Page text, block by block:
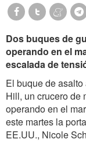
Dos buques de
operando en el
escalada de
El buque de
Hill, un crucero de
operando en el
este martes la
EE.UU., Nicole